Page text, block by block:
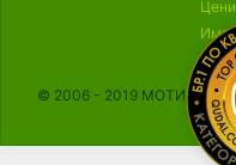
© 2006 - 2019 МОТИКА,